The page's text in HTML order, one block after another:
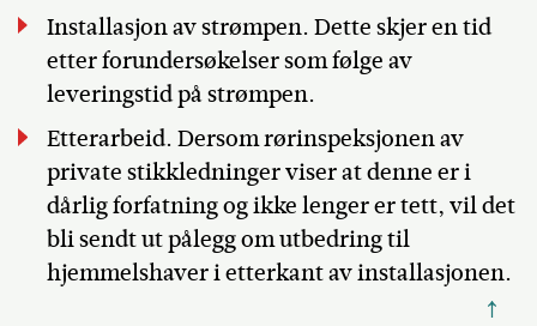
Installasjon av strømpen. Dette skjer en tid
etter forundersøkelser som følge av
leveringstid på strømpen.
Etterarbeid. Dersom rørinspeksjonen av
private stikkledninger viser at denne er i
dårlig forfatning og ikke lenger er tett, vil det
bli sendt ut pålegg om utbedring til
hjemmelshaver i etterkant av installasjonen.
↑